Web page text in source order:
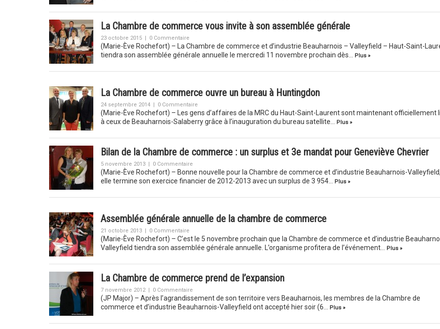
La Chambre de commerce vous invite à son assemblée générale
23 octobre 2015 | 0 Commentaire
(Marie-Ève Rochefort) – La Chambre de commerce et d’industrie Beauharnois – Valleyfield – Haut-Saint-
tiendra son assemblée générale annuelle le mercredi 11 novembre prochain dès…
Plus »
La Chambre de commerce ouvre un bureau à Huntingdon
24 septembre 2014 | 0 Commentaire
(Marie-Ève Rochefort) – Les gens d’affaires de la MRC du Haut-Saint-Laurent sont maintenant officiellement
à ceux de Beauharnois-Salaberry grâce à l’inauguration du bureau satellite…
Plus »
Bilan de la Chambre de commerce : un surplus et 3e mandat pour Geneviève Chevrier
5 novembre 2013 | 0 Commentaire
(Marie-Ève Rochefort) – Bonne nouvelle pour la Chambre de commerce et d’industrie Beauharnois-Valleyfield,
elle termine son exercice financier de 2012-2013 avec un surplus de 3 954…
Plus »
Assemblée générale annuelle de la chambre de commerce
21 octobre 2013 | 0 Commentaire
(Marie-Ève Rochefort) – C’est le 5 novembre prochain que la Chambre de commerce et d’industrie
Valleyfield tiendra son assemblée générale annuelle. L’organisme profitera de l’événement…
Plus »
La Chambre de commerce prend de l’expansion
7 novembre 2012 | 0 Commentaire
(JP Major) – Après l’agrandissement de son territoire vers Beauharnois, les membres de la Chambre de
commerce et d’industrie Beauharnois-Valleyfield ont accepté hier soir (6…
Plus »